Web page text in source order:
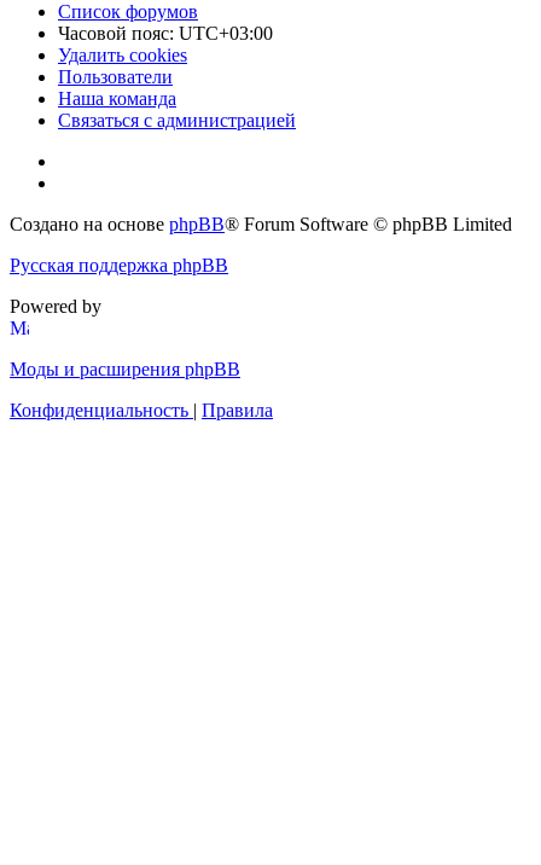
Список форумов
Часовой пояс: UTC+03:00
Удалить cookies
Пользователи
Наша команда
Связаться с администрацией
Создано на основе phpBB® Forum Software © phpBB Limited
Русская поддержка phpBB
Powered by
Моды и расширения phpBB
Конфиденциальность | Правила